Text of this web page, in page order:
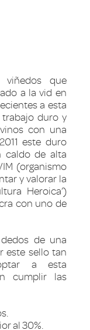
que
a la vid en
a esta
duro y
con una
este duro
caldo de alta
(organismo
y valorar la
Heroica’)
con uno de
de una
este sello tan
a esta
cumplir las
al 30%.